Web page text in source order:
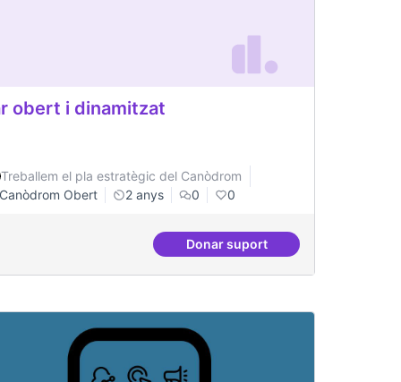
obert i dinamitzat
Treballem el pla estratègic del Canòdrom
Canòdrom Obert
2 anys 0 0
Donar suportBar obert i dinamitzat